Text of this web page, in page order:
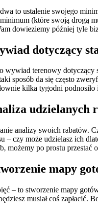
to ustalenie swojego
(które swoją drogą
dowieziemy później tyle
dotyczący
terenowy dotyczący
sposób da się często
kilka tygodni
udzielanych
analizy swoich rabatów.
– czy może udzielasz ich
możemy po prostu
mapy
– to stworzenie mapy
musiał coś